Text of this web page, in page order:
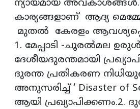
ന്യായമായ
കാര്യങ്ങളാണ് ആദ്യ
മുതൽ കേരളം
1. മേപ്പാടി -ചൂരൽമല
ദേശീയദുരന്തമായി
ദുരന്ത പ്രതികരണ
അനുസരിച്ച് ‘ Disaster of
ആയി പ്രഖ്യാപിക്കണം.2.